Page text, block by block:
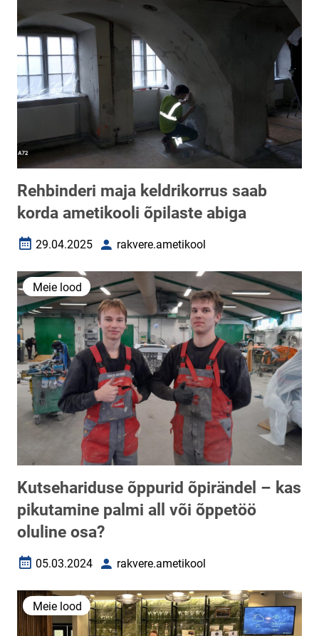
Rehbinderi maja keldrikorrus saab
korda ametikooli õpilaste abiga
Loomise kuupäev
29.04.2025 Autorrakvere.ametikool
Meie lood
Kutsehariduse õppurid õpirändel – kas
pikutamine palmi all või õppetöö
oluline osa?
Loomise kuupäev
05.03.2024 Autorrakvere.ametikool
Meie lood